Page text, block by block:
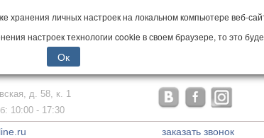
личных настроек на локальном компьютере веб-
настроек технологии cookie в своем браузере, то это
Ок
д. 58, к. 1
10:00 - 17:30
заказать звонок